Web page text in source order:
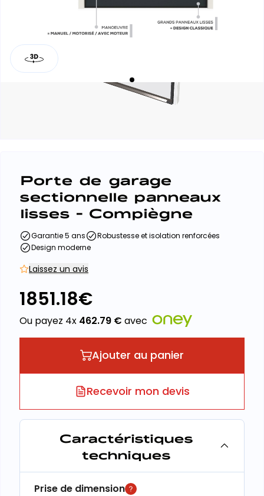
Porte de garage
sectionnelle panneaux
lisses - Compiègne
Garantie 5 ans
Robustesse et isolation renforcées
Design moderne
Laissez un avis
1851.18€
Ou payez 4x 462.79 € avec
Ajouter au panier
Recevoir mon devis
Caractéristiques
techniques
Prise de dimension